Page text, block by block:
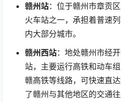
赣州站：位于赣州市章贡
火车站之一，承担着普速
内大部分城市。
赣州西站：地处赣州市经
站，主要运行高铁和动车
赣高铁等线路，可快速直
了赣州与其他地区的交通往